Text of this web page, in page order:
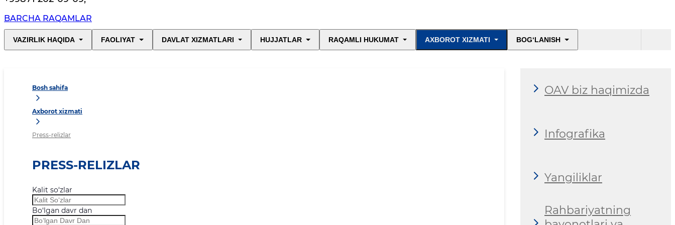
BARCHA RAQAMLAR
VAZIRLIK HAQIDA FAOLIYAT DAVLAT XIZMATLARI HUJJATLAR RAQAMLI HUKUMAT AXBOROT XIZMATI BOG‘LANISH
Bosh sahifa
Axborot xizmati
Press-relizlar
PRESS-RELIZLAR
Kalit so‘zlar
Bo‘lgan davr dan
OAV biz haqimizda
Infografika
Yangiliklar
Rahbariyatning